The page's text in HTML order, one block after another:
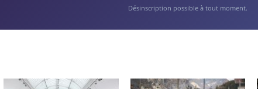
Désinscription possible à tout moment.